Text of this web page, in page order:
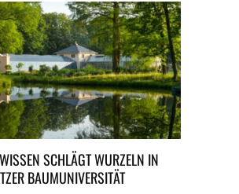
SCHLÄGT WURZELN IN
BAUMUNIVERSITÄT